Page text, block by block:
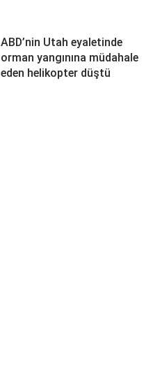
ABD’nin Utah eyaletinde
orman yangınına müdahale
eden helikopter düştü